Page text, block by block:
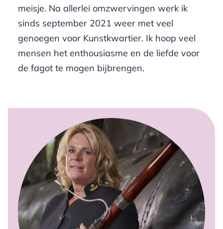
meisje. Na allerlei omzwervingen werk ik
sinds september 2021 weer met veel
genoegen voor Kunstkwartier. Ik hoop veel
mensen het enthousiasme en de liefde voor
de fagot te mogen bijbrengen.